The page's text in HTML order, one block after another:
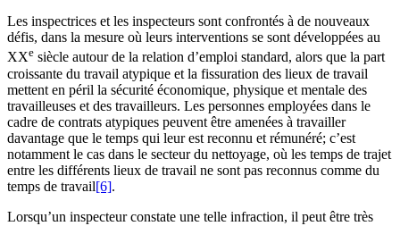
Les inspectrices et les inspecteurs sont confrontés à de nouveaux
défis, dans la mesure où leurs interventions se sont développées au
XXe siècle autour de la relation d’emploi standard, alors que la part
croissante du travail atypique et la fissuration des lieux de travail
mettent en péril la sécurité économique, physique et mentale des
travailleuses et des travailleurs. Les personnes employées dans le
cadre de contrats atypiques peuvent être amenées à travailler
davantage que le temps qui leur est reconnu et rémunéré; c’est
notamment le cas dans le secteur du nettoyage, où les temps de trajet
entre les différents lieux de travail ne sont pas reconnus comme du
temps de travail[6].
Lorsqu’un inspecteur constate une telle infraction, il peut être très